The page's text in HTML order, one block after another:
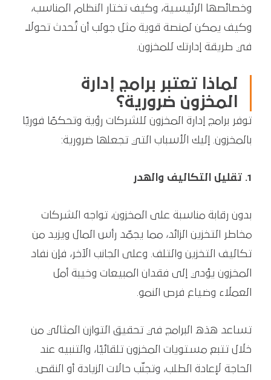
وخصائصها الرئيسية، وكيف تختار النظام المناسب،
وكيف يمكن لمنصة قوية مثل جولب أن تُحدث تحولاً
في طريقة إدارتك للمخزون.
لماذا تعتبر برامج إدارة
المخزون ضرورية؟
توفر برامج إدارة المخزون للشركات رؤية وتحكمًا فوريًا
بالمخزون. إليك الأسباب التي تجعلها ضرورية:
1. تقليل التكاليف والهدر
بدون رقابة مناسبة على المخزون، تواجه الشركات
مخاطر التخزين الزائد، مما يجمّد رأس المال ويزيد من
تكاليف التخزين والتلف. وعلى الجانب الآخر، فإن نفاد
المخزون يؤدي إلى فقدان المبيعات وخيبة أمل
العملاء وضياع فرص النمو.
تساعد هذه البرامج في تحقيق التوازن المثالي من
خلال تتبع مستويات المخزون تلقائيًا، والتنبيه عند
الحاجة لإعادة الطلب، وتجنّب حالات الزيادة أو النقص.